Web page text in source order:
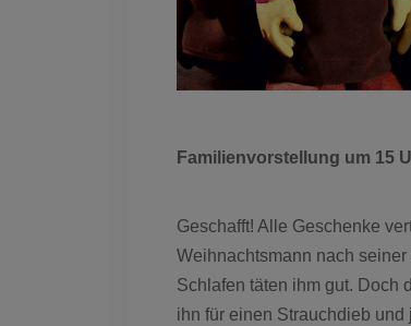
Familienvorstellung um 15
Geschafft! Alle Geschenke
Weihnachtsmann nach
Schlafen täten ihm gut. Doch
ihn für einen Strauchdieb und